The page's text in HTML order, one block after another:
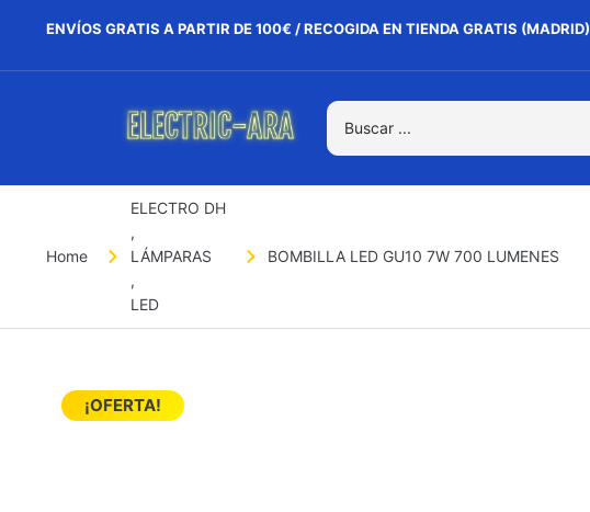
ENVÍOS GRATIS A PARTIR DE 100€ / RECOGIDA EN TIENDA GRATIS (MADRID)
Home
ELECTRO DH
,
LÁMPARAS
,
LED
BOMBILLA LED GU10 7W 700 LUMENES
¡OFERTA!